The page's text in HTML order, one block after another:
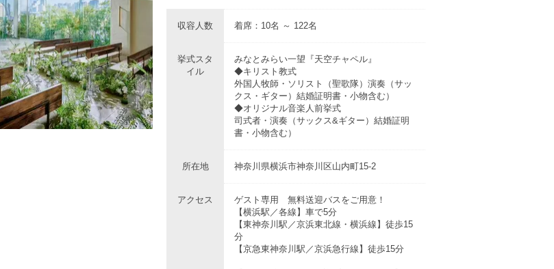
収容人数 着席：10名 ～ 122名
挙式スタ
イル
みなとみらい一望『天空チャペル』
◆キリスト教式
外国人牧師・ソリスト（聖歌隊）演奏（サッ
クス・ギター）結婚証明書・小物含む）
◆オリジナル音楽人前挙式
司式者・演奏（サックス&ギター）結婚証明
書・小物含む）
所在地 神奈川県横浜市神奈川区山内町15-2
アクセス
ゲスト専用 無料送迎バスをご用意！
【横浜駅／各線】車で5分
【東神奈川駅／京浜東北線・横浜線】徒歩15
分
【京急東神奈川駅／京浜急行線】徒歩15分